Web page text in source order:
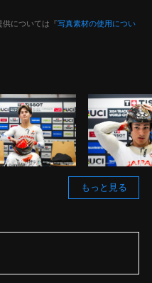
供については『写真素材の使用につい
もっと見る